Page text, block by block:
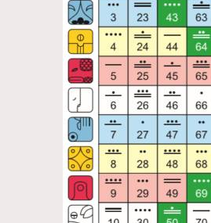
詳閱並同意遵守本文列明條款及細則。 請